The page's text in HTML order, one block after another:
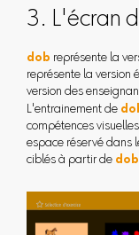
3. L'écran
dob représente la
représente la version
version des
L'entrainement de
compétences
espace réservé dans
ciblés à partir de